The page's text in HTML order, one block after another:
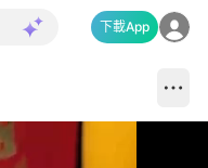
下載App